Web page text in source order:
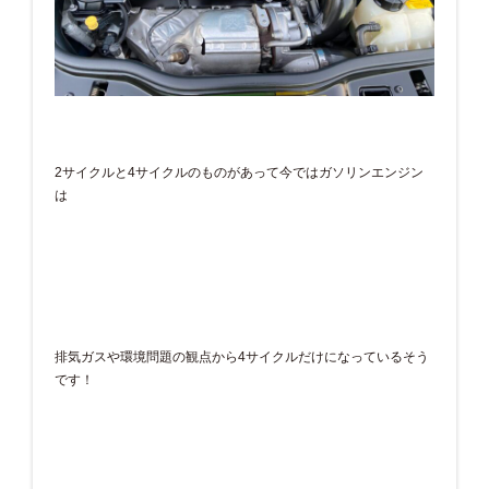
2サイクルと4サイクルのものがあって今ではガソリンエンジン
は
排気ガスや環境問題の観点から4サイクルだけになっているそう
です！